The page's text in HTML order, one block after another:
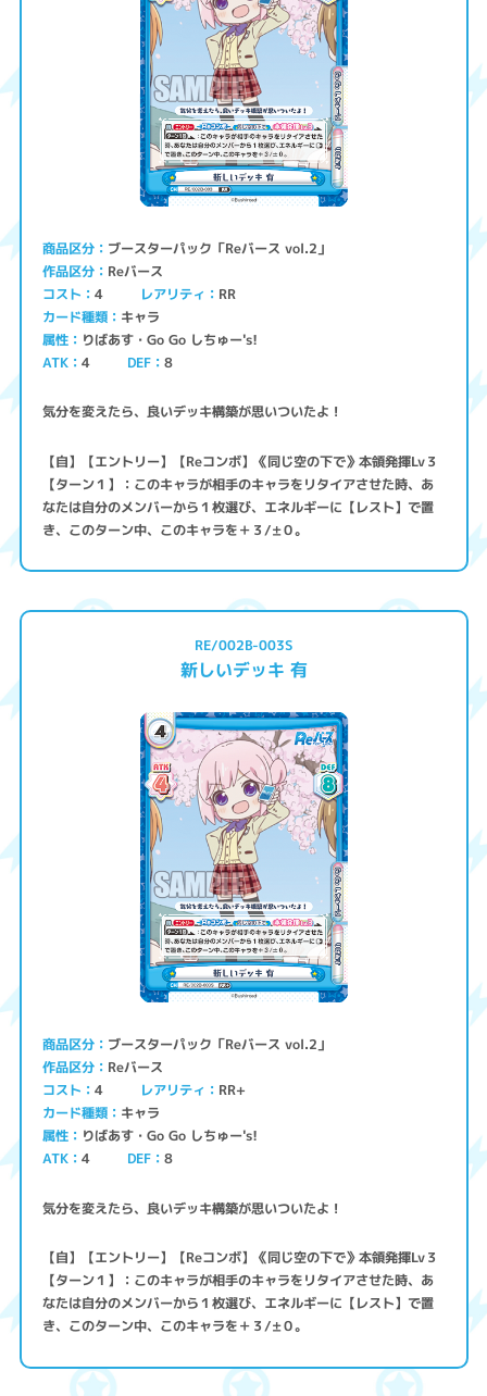
商品区分 ブースターパック「Reバース vol.2」
作品区分 Reバース
コスト 4 レアリティ RR
カード種類 キャラ
属性 りばあす・Go Go しちゅー's!
ATK 4 DEF 8
気分を変えたら、良いデッキ構築が思いついたよ！
【自】【エントリー】【Reコンボ】《同じ空の下で》本領発揮Lv３
【ターン１】：このキャラが相手のキャラをリタイアさせた時、あ
なたは自分のメンバーから１枚選び、エネルギーに【レスト】で置
き、このターン中、このキャラを＋３/±０。
RE/002B-003S
新しいデッキ 有
商品区分 ブースターパック「Reバース vol.2」
作品区分 Reバース
コスト 4 レアリティ RR+
カード種類 キャラ
属性 りばあす・Go Go しちゅー's!
ATK 4 DEF 8
気分を変えたら、良いデッキ構築が思いついたよ！
【自】【エントリー】【Reコンボ】《同じ空の下で》本領発揮Lv３
【ターン１】：このキャラが相手のキャラをリタイアさせた時、あ
なたは自分のメンバーから１枚選び、エネルギーに【レスト】で置
き、このターン中、このキャラを＋３/±０。